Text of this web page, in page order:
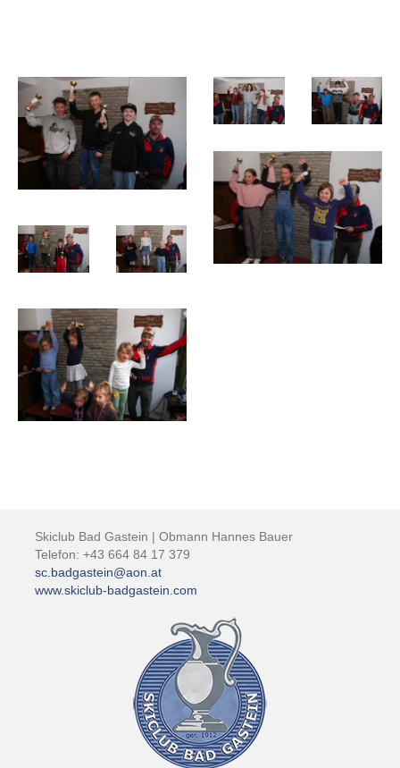
Skiclub Bad Gastein | Obmann Hannes Bauer
Telefon: +43 664 84 17 379
sc.badgastein@aon.at
www.skiclub-badgastein.com